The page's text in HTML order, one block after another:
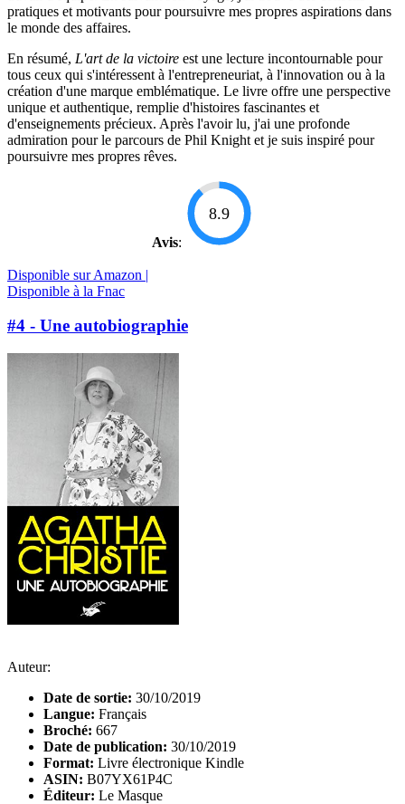
pratiques et motivants pour poursuivre mes propres aspirations dans
le monde des affaires.
En résumé, L'art de la victoire est une lecture incontournable pour
tous ceux qui s'intéressent à l'entrepreneuriat, à l'innovation ou à la
création d'une marque emblématique. Le livre offre une perspective
unique et authentique, remplie d'histoires fascinantes et
d'enseignements précieux. Après l'avoir lu, j'ai une profonde
admiration pour le parcours de Phil Knight et je suis inspiré pour
poursuivre mes propres rêves.
Avis:
8.9
Disponible sur Amazon |
Disponible à la Fnac
#4 - Une autobiographie
Auteur:
Date de sortie: 30/10/2019
Langue: Français
Broché: 667
Date de publication: 30/10/2019
Format: Livre électronique Kindle
ASIN: B07YX61P4C
Éditeur: Le Masque